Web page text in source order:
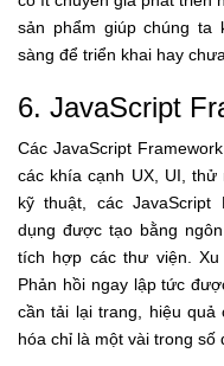
sản phẩm giúp chúng ta
sàng để triển khai hay chưa.
6. JavaScript
Các JavaScript
các khía cạnh UX, UI,
kỹ thuật, các JavaScript
dụng được tạo bằng
tích hợp các thư viện.
Phản hồi ngay lập tức
cần tải lại trang, hiệu quả
hóa chỉ là một vài trong số